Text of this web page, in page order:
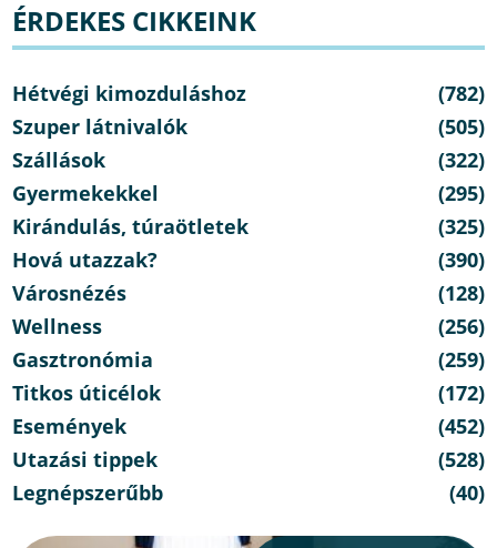
ÉRDEKES CIKKEINK
Hétvégi kimozduláshoz
(782)
Szuper látnivalók
(505)
Szállások
(322)
Gyermekekkel
(295)
Kirándulás, túraötletek
(325)
Hová utazzak?
(390)
Városnézés
(128)
Wellness
(256)
Gasztronómia
(259)
Titkos úticélok
(172)
Események
(452)
Utazási tippek
(528)
Legnépszerűbb
(40)